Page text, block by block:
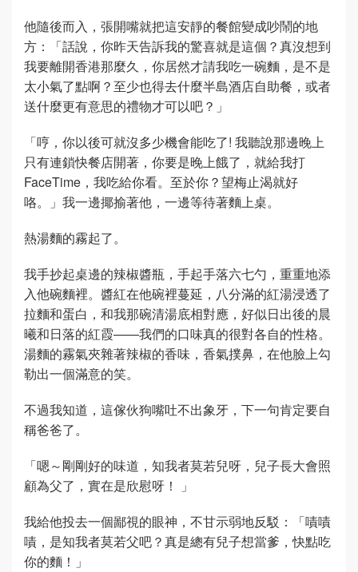
他隨後而入，張開嘴就把這安靜的餐館變成吵鬧的地
方：「話說，你昨天告訴我的驚喜就是這個？真沒想到
我要離開香港那麼久，你居然才請我吃一碗麵，是不是
太小氣了點啊？至少也得去什麼半島酒店自助餐，或者
送什麼更有意思的禮物才可以吧？」
「哼，你以後可就沒多少機會能吃了! 我聽說那邊晚上
只有連鎖快餐店開著，你要是晚上餓了，就給我打
FaceTime，我吃給你看。至於你？望梅止渴就好
咯。」我一邊揶揄著他，一邊等待著麵上桌。
熱湯麵的霧起了。
我手抄起桌邊的辣椒醬瓶，手起手落六七勺，重重地添
入他碗麵裡。醬紅在他碗裡蔓延，八分滿的紅湯浸透了
拉麵和蛋白，和我那碗清湯底相對應，好似日出後的晨
曦和日落的紅霞——我們的口味真的很對各自的性格。
湯麵的霧氣夾雜著辣椒的香味，香氣撲鼻，在他臉上勾
勒出一個滿意的笑。
不過我知道，這傢伙狗嘴吐不出象牙，下一句肯定要自
稱爸爸了。
「嗯～剛剛好的味道，知我者莫若兒呀，兒子長大會照
顧為父了，實在是欣慰呀！ 」
我給他投去一個鄙視的眼神，不甘示弱地反駁：「嘖嘖
嘖，是知我者莫若父吧？真是總有兒子想當爹，快點吃
你的麵！」